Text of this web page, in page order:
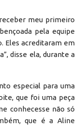
meu primeiro
pela equipe
Eles acreditaram em
disse ela, durante a
especial para uma
que foi uma peça
conhecesse não só
que é a Aline